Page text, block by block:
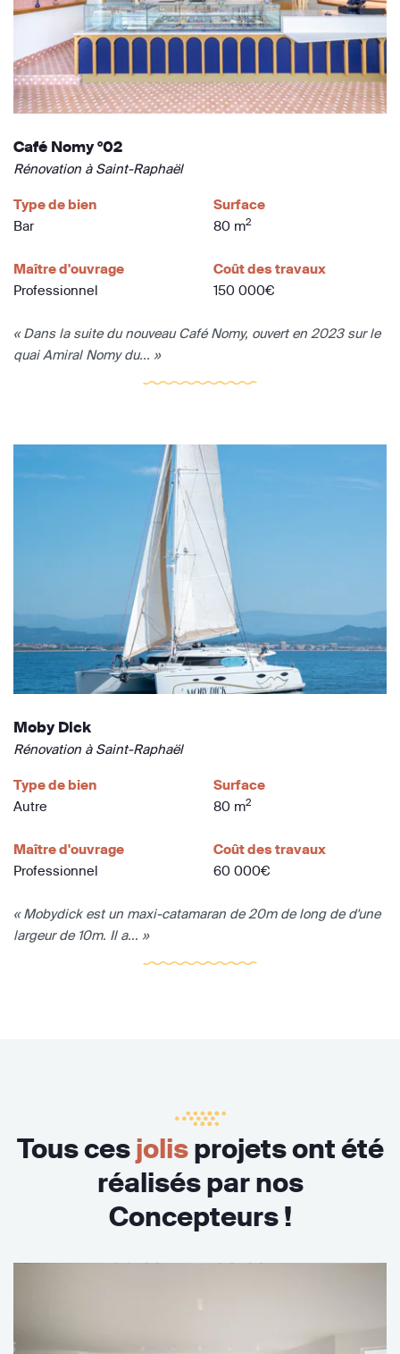
Café Nomy °02
Rénovation à Saint-Raphaël
Type de bien
Bar
Surface
80 m2
Maître d'ouvrage
Professionnel
Coût des travaux
150 000€
« Dans la suite du nouveau Café Nomy, ouvert en 2023 sur le
quai Amiral Nomy du... »
Moby Dick
Rénovation à Saint-Raphaël
Type de bien
Autre
Surface
80 m2
Maître d'ouvrage
Professionnel
Coût des travaux
60 000€
« Mobydick est un maxi-catamaran de 20m de long de d'une
largeur de 10m. Il a... »
Tous cesjolisprojets ont été
réalisés par nos
Concepteurs !